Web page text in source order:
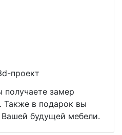
проект
получаете замер
Также в подарок вы
Вашей будущей мебели.